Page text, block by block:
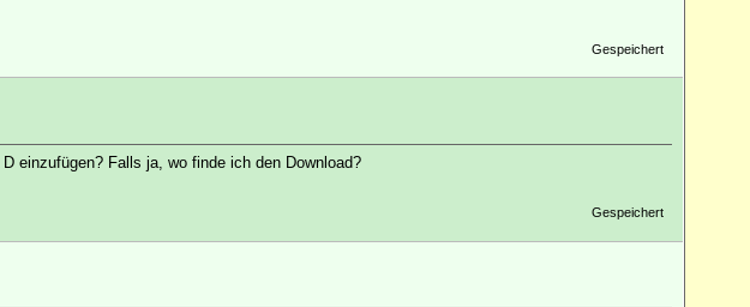
Gespeichert
einzufügen? Falls ja, wo finde ich den Download?
Gespeichert